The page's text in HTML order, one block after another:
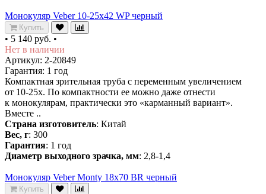
Монокуляр Veber 10-25x42 WP черный
Купить
• 5 140 руб. •
Нет в наличии
Артикул: 2-20849
Гарантия: 1 год
Компактная зрительная труба с переменным увеличением
от 10-25х. По компактности ее можно даже отнести
к монокулярам, практически это «карманный вариант».
Вместе ..
Страна изготовитель: Китай
Вес, г: 300
Гарантия: 1 год
Диаметр выходного зрачка, мм: 2,8-1,4
Монокуляр Veber Monty 18x70 BR черный
Купить